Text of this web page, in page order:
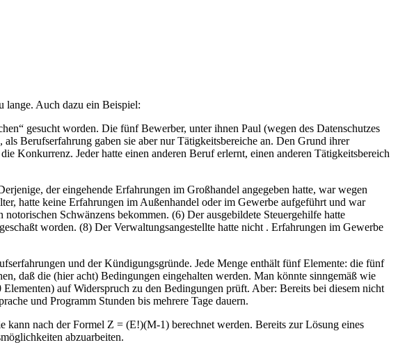
lange. Auch dazu ein Beispiel:
gesucht worden. Die fünf Bewerber, unter ihnen Paul (wegen des Datenschutzes
Berufserfahrung gaben sie aber nur Tätigkeitsbereiche an. Den Grund ihrer
Konkurrenz. Jeder hatte einen anderen Beruf erlernt, einen anderen Tätigkeitsbereich
der eingehende Erfahrungen im Großhandel angegeben hatte, war wegen
hatte keine Erfahrungen im Außenhandel oder im Gewerbe aufgeführt und war
Schwänzens bekommen. (6) Der ausgebildete Steuergehilfe hatte
worden. (8) Der Verwaltungsangestellte hatte nicht . Erfahrungen im Gewerbe
und der Kündigungsgründe. Jede Menge enthält fünf Elemente: die fünf
daß die (hier acht) Bedingungen eingehalten werden. Man könnte sinngemäß wie
auf Widerspruch zu den Bedingungen prüft. Aber: Bereits bei diesem nicht
und Programm Stunden bis mehrere Tage dauern.
nach der Formel Z = (E!)(M-1) berechnet werden. Bereits zur Lösung eines
abzuarbeiten.